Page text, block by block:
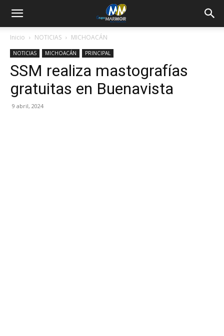
Inicio NOTICIAS MICHOACÁN
NOTICIAS MICHOACÁN PRINCIPAL
SSM realiza mastografías
gratuitas en Buenavista
9 abril, 2024